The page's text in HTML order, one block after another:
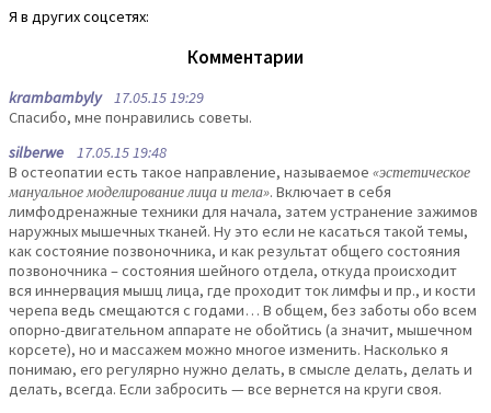
Я в других соцсетях:
Комментарии
krambambyly17.05.15 19:29
Спасибо, мне понравились советы.
silberwe 17.05.15 19:48
В остеопатии есть такое направление, называемое «эстетическое
мануальное моделирование лица и тела». Включает в себя
лимфодренажные техники для начала, затем устранение зажимов
наружных мышечных тканей. Ну это если не касаться такой темы,
как состояние позвоночника, и как результат общего состояния
позвоночника – состояния шейного отдела, откуда происходит
вся иннервация мышц лица, где проходит ток лимфы и пр., и кости
черепа ведь смещаются с годами… В общем, без заботы обо всем
опорно-двигательном аппарате не обойтись (а значит, мышечном
корсете), но и массажем можно многое изменить. Насколько я
понимаю, его регулярно нужно делать, в смысле делать, делать и
делать, всегда. Если забросить — все вернется на круги своя.